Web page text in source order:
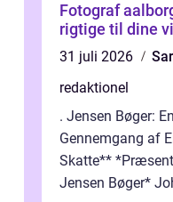
Fotograf aalborg sådan vælger du
rigtige til dine
31 juli 2026
redaktionel
. Jensen Bøger:
Gennemgang af
Skatte**
Jensen Bøger*